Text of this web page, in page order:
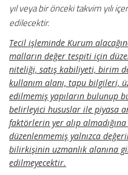
yıl veya bir önceki takvim yılı
edilecektir.
Tecil işleminde Kurum
malların değer tespiti için
niteliği, satış kabiliyeti, birim
kullanım alanı, tapu bilgileri,
edilmemiş yapıların bulunup
belirleyici hususlar ile piyasa
faktörlerin yer alıp
düzenlenmemiş yalnızca
bilirkişinin uzmanlık alanına
edilmeyecektir.